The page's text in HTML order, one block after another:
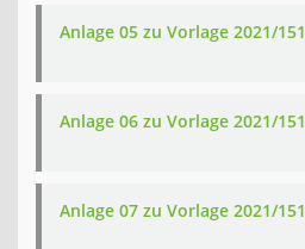
Anlage 05 zu Vorlage 2021/151
Anlage 06 zu Vorlage 2021/151
Anlage 07 zu Vorlage 2021/151